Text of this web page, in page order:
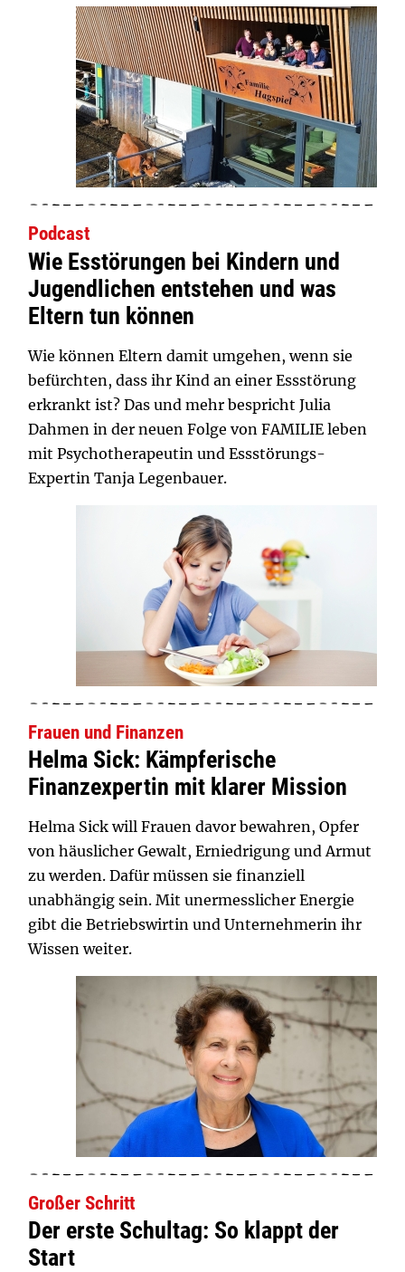
Podcast
Wie Esstörungen bei Kindern und
Jugendlichen entstehen und was
Eltern tun können
Wie können Eltern damit umgehen, wenn sie
befürchten, dass ihr Kind an einer Essstörung
erkrankt ist? Das und mehr bespricht Julia
Dahmen in der neuen Folge von FAMILIE leben
mit Psychotherapeutin und Essstörungs-
Expertin Tanja Legenbauer.
Frauen und Finanzen
Helma Sick: Kämpferische
Finanzexpertin mit klarer Mission
Helma Sick will Frauen davor bewahren, Opfer
von häuslicher Gewalt, Erniedrigung und Armut
zu werden. Dafür müssen sie finanziell
unabhängig sein. Mit unermesslicher Energie
gibt die Betriebswirtin und Unternehmerin ihr
Wissen weiter.
Großer Schritt
Der erste Schultag: So klappt der
Start